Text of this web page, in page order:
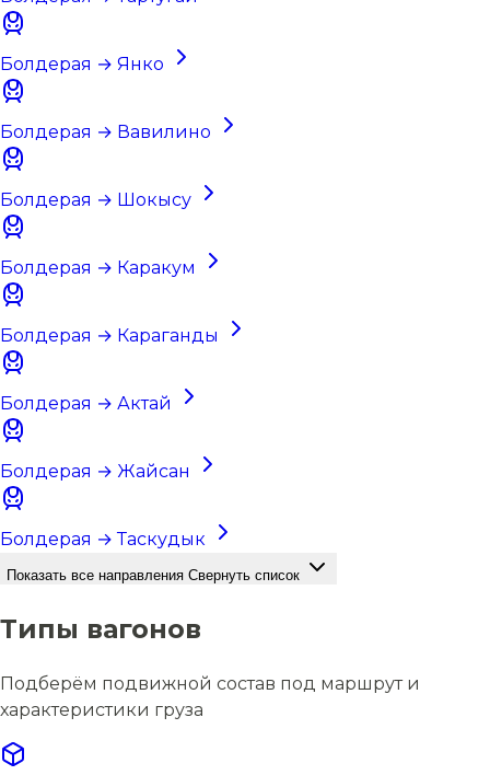
Болдерая → Янко
Болдерая → Вавилино
Болдерая → Шокысу
Болдерая → Каракум
Болдерая → Караганды
Болдерая → Актай
Болдерая → Жайсан
Болдерая → Таскудык
Показать все направления Свернуть список
Типы вагонов
Подберём подвижной состав под маршрут и
характеристики груза